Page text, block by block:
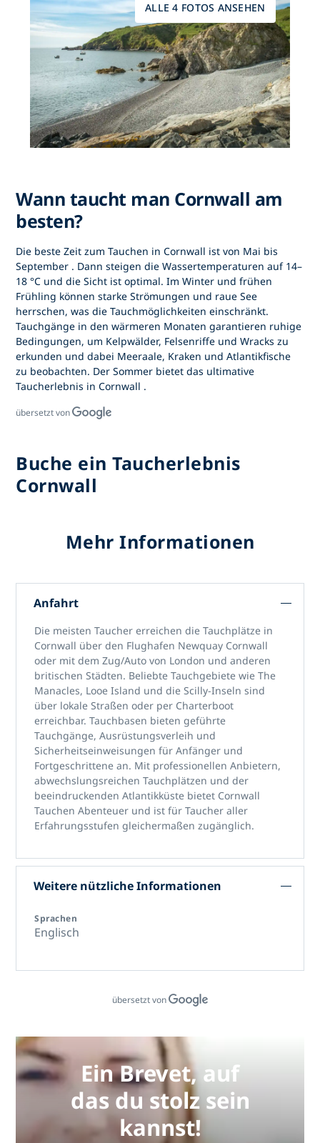
ALLE 4 FOTOS ANSEHEN
Wann taucht man Cornwall am
besten?
Die beste Zeit zumTauchen in Cornwall ist von Mai bis
September . Dann steigen die Wassertemperaturen auf 14–
18 °C und die Sicht ist optimal. Im Winter und frühen
Frühling können starke Strömungen und raue See
herrschen, was die Tauchmöglichkeiten einschränkt.
Tauchgänge in den wärmeren Monaten garantieren ruhige
Bedingungen, um Kelpwälder, Felsenriffe und Wracks zu
erkunden und dabei Meeraale, Kraken und Atlantikfische
zu beobachten. Der Sommer bietet das ultimative
Taucherlebnis in Cornwall .
übersetzt von
Buche ein Taucherlebnis
Cornwall
Mehr Informationen
Anfahrt
Die meisten Taucher erreichendie Tauchplätze in
Cornwall über den Flughafen Newquay Cornwall
oder mit dem Zug/Auto von London und anderen
britischen Städten. Beliebte Tauchgebiete wie The
Manacles, Looe Island und die Scilly-Inseln sind
über lokale Straßen oder per Charterboot
erreichbar. Tauchbasen bieten geführte
Tauchgänge, Ausrüstungsverleih und
Sicherheitseinweisungen für Anfänger und
Fortgeschrittene an. Mit professionellen Anbietern,
abwechslungsreichen Tauchplätzen und der
beeindruckenden Atlantikküste bietet Cornwall
Tauchen Abenteuer und ist für Taucher aller
Erfahrungsstufen gleichermaßen zugänglich.
Weitere nützliche Informationen
Sprachen
Englisch
übersetzt von
Ein Brevet, auf
das du stolz sein
kannst!